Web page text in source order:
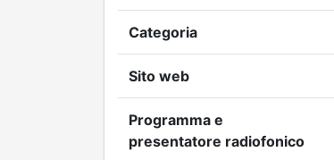
Categoria
Sito web
Programma e
presentatore radiofonico